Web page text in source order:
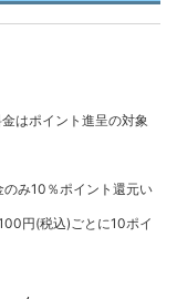
はポイント進呈の対象
み10％ポイント還元い
円(税込)ごとに10ポイ